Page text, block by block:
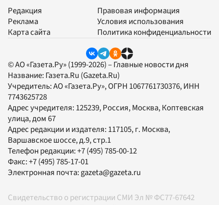
Редакция
Реклама
Карта сайта
Правовая информация
Условия использования
Политика конфиденциальности
© АО «Газета.Ру» (1999-2026) – Главные новости дня
Название: Газета.Ru (Gazeta.Ru)
Учредитель:АО «Газета.Ру», ОГРН 1067761730376, ИНН
7743625728
Адрес учредителя: 125239, Россия, Москва, Коптевская
улица, дом 67
Адрес редакции и издателя: 117105, г. Москва,
Варшавское шоссе, д.9, стр.1
Телефон редакции:+7 (495) 785-00-12
Факс:+7 (495) 785-17-01
Электронная почта: gazeta@gazeta.ru
Свидетельство о регистрации СМИ Эл № ФС77-67642